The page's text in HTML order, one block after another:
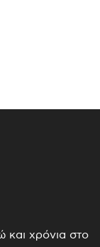
και χρόνια στο